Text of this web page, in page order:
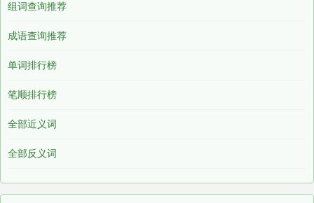
组词查询推荐
成语查询推荐
单词排行榜
笔顺排行榜
全部近义词
全部反义词